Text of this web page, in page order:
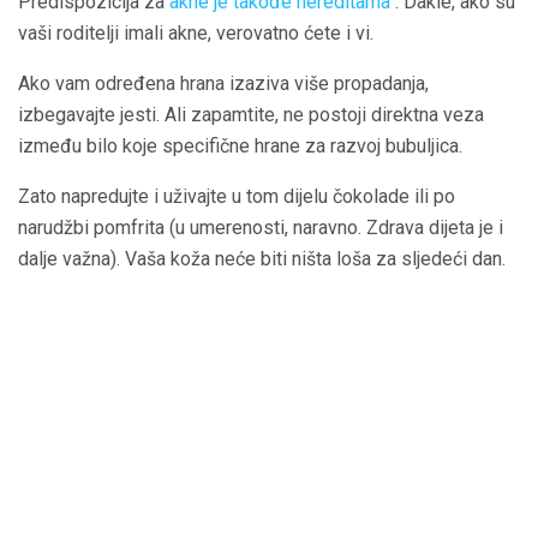
vaši roditelji imali akne, verovatno ćete i vi.
Ako vam određena hrana izaziva više propadanja,
izbegavajte jesti. Ali zapamtite, ne postoji direktna veza
između bilo koje specifične hrane za razvoj bubuljica.
Zato napredujte i uživajte u tom dijelu čokolade ili po
narudžbi pomfrita (u umerenosti, naravno. Zdrava dijeta je i
dalje važna). Vaša koža neće biti ništa loša za sljedeći dan.